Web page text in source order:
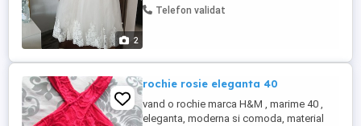
2
Telefon validat
rochie rosie eleganta 40
vand o rochie marca H&M , marime 40 ,
eleganta, moderna si comoda, material